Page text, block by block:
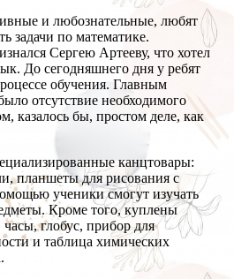
и любознательные, любят
задачи по математике.
Сергею Артееву, что хотел
До сегодняшнего дня у ребят
обучения. Главным
отсутствие необходимого
казалось бы, простом деле, как
канцтовары:
планшеты для рисования с
ученики смогут изучать
Кроме того, куплены
глобус, прибор для
и таблица химических